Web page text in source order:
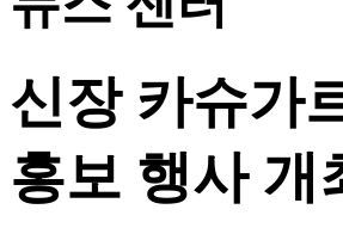
신장 카슈가
홍보 행사 개